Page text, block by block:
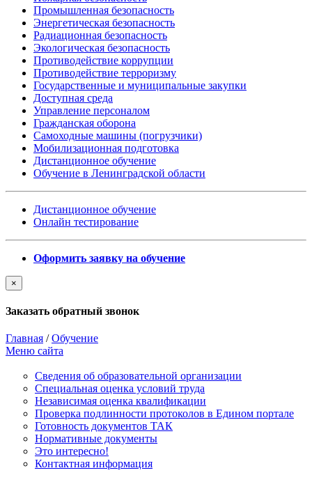
Промышленная безопасность
Энергетическая безопасность
Радиационная безопасность
Экологическая безопасность
Противодействие коррупции
Противодействие терроризму
Государственные и муниципальные закупки
Доступная среда
Управление персоналом
Гражданская оборона
Самоходные машины (погрузчики)
Мобилизационная подготовка
Дистанционное обучение
Обучение в Ленинградской области
Дистанционное обучение
Онлайн тестирование
Оформить заявку на обучение
×
Заказать обратный звонок
Главная /Обучение
Меню сайта
Сведения об образовательной организации
Cпециальная оценка условий труда
Независимая оценка квалификации
Проверка подлинности протоколов в Едином портале
Готовность документов ТАК
Нормативные документы
Это интересно!
Контактная информация